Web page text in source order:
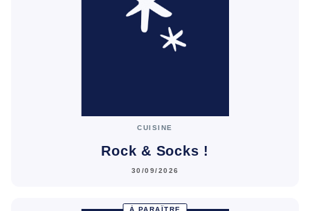
CUISINE
Rock & Socks !
30/09/2026
À PARAÎTRE